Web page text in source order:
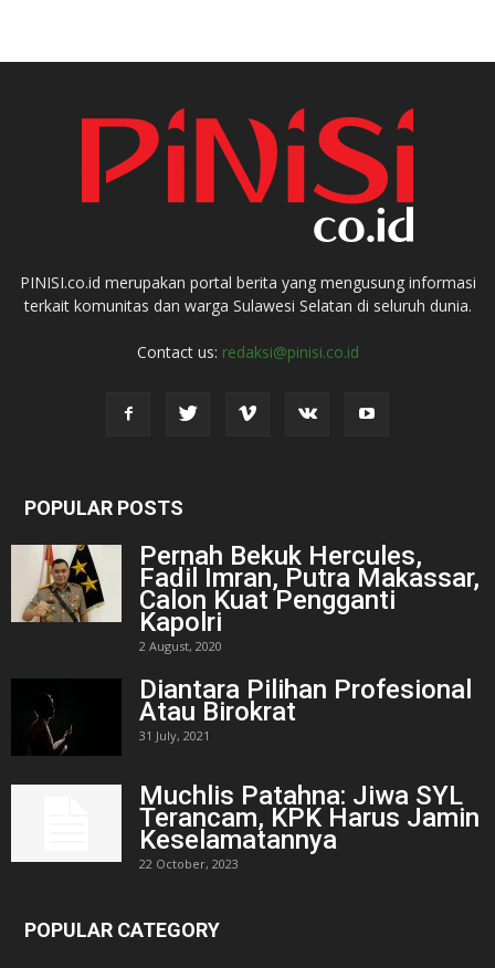
PINISI.co.id merupakan portal berita yang mengusung informasi
terkait komunitas dan warga Sulawesi Selatan di seluruh dunia.
Contact us: redaksi@pinisi.co.id
POPULAR POSTS
Pernah Bekuk Hercules,
Fadil Imran, Putra Makassar,
Calon Kuat Pengganti
Kapolri
2 August, 2020
Diantara Pilihan Profesional
Atau Birokrat
31 July, 2021
Muchlis Patahna: Jiwa SYL
Terancam, KPK Harus Jamin
Keselamatannya
22 October, 2023
POPULAR CATEGORY